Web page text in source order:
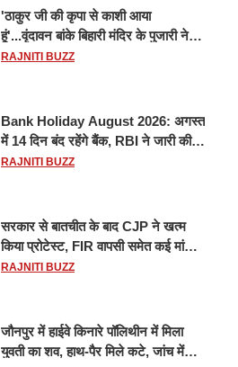
'ठाकुर जी की कृपा से काशी आया
हूं'...वृंदावन बांके बिहारी मंदिर के पुजारी ने
किया श्री काशी विश्वनाथ का जलाभिषेक
RAJNITI BUZZ
Bank Holiday August 2026: अगस्त
में 14 दिन बंद रहेंगे बैंक, RBI ने जारी की
छुट्टियों की लिस्ट​​​​​​​
RAJNITI BUZZ
सरकार से बातचीत के बाद CJP ने खत्म
किया प्रोटेस्ट, FIR वापसी समेत कई मांगों
पर बनी सहमति
RAJNITI BUZZ
जौनपुर में हाईवे किनारे पॉलिथीन में मिला
युवती का शव, हाथ-पैर मिले कटे, जांच में